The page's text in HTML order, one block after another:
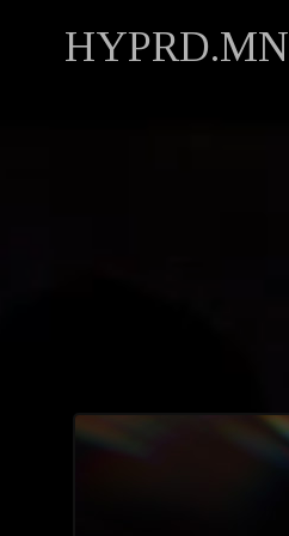
HYPRD.MN